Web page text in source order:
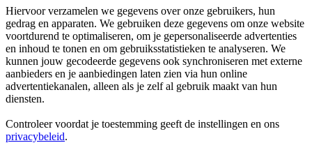
Hiervoor verzamelen we gegevens over onze gebruikers, hun
gedrag en apparaten. We gebruiken deze gegevens om onze website
voortdurend te optimaliseren, om je gepersonaliseerde advertenties
en inhoud te tonen en om gebruiksstatistieken te analyseren. We
kunnen jouw gecodeerde gegevens ook synchroniseren met externe
aanbieders en je aanbiedingen laten zien via hun online
advertentiekanalen, alleen als je zelf al gebruik maakt van hun
diensten.
Controleer voordat je toestemming geeft de instellingen en ons
privacybeleid.